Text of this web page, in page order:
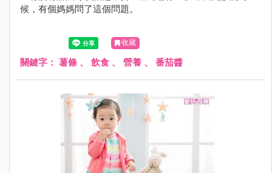
候，有個媽媽問了這個問題。
收藏
關鍵字： 薯條 、 飲食 、 營養 、 番茄醬